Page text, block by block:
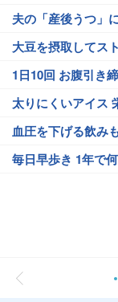
夫の「産後うつ」
大豆を摂取してス
1日10回 お腹引き
太りにくいアイス
血圧を下げる飲み
毎日早歩き 1年で